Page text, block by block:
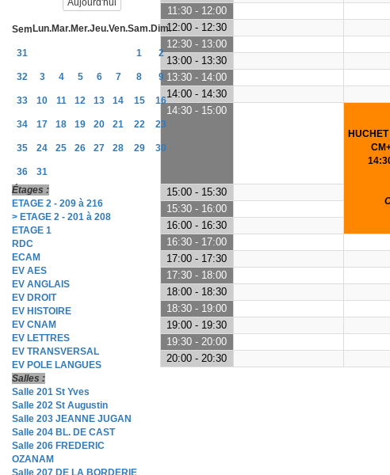
Aujourd'hui
Sem Lun.Mar.Mer.Jeu.Ven.Sam.Dim.
31 1 2
32 3 4 5 6 7 8 9
33 10 11 12 13 14 15 16
34 17 18 19 20 21 22 23
35 24 25 26 27 28 29 30
36
31
Étages :
ETAGE 2 - 209 à 216
> ETAGE 2 - 201 à 208
ETAGE 1
RDC
ECAM
EV AES
EV ANGLAIS
EV DROIT
EV HISTOIRE
EV CNAM
EV LETTRES
EV TRANSVERSAL
EV POLE LANGUES
Salles :
Salle 201 St Yves
Salle 202 St Augustin
Salle 203 JEANNE JUGAN
Salle 204 BL. DE CAST
Salle 206 FREDERIC
OZANAM
Salle 207 DE LA BORDERIE
11:30 - 12:00
12:00 - 12:30
12:30 - 13:00
13:00 - 13:30
13:30 - 14:00
14:00 - 14:30
14:30 - 15:00
15:00 - 15:30
15:30 - 16:00
16:00 - 16:30
16:30 - 17:00
17:00 - 17:30
17:30 - 18:00
18:00 - 18:30
18:30 - 19:00
19:00 - 19:30
19:30 - 20:00
20:00 - 20:30